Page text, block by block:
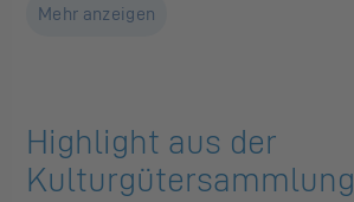
Mehr anzeigen
Highlight aus der
Kulturgütersammlung